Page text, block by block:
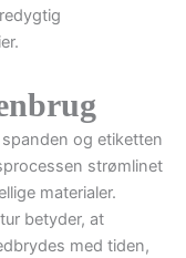
og etiketten
strømlinet
materialer.
betyder, at
med tiden,